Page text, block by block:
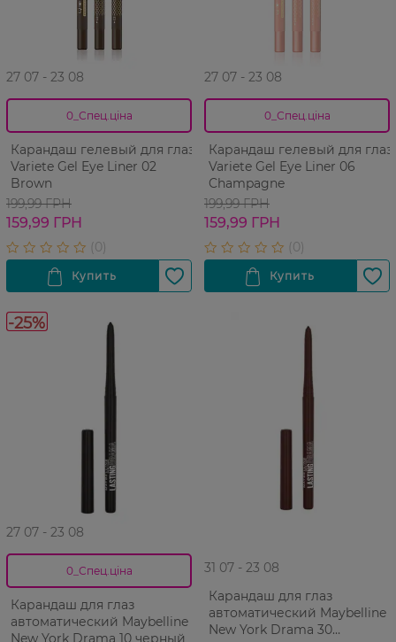
27 07 - 23 08
0_Спец.ціна
Карандаш гелевый для глаз
Variete Gel Eye Liner 02
Brown
199,99 ГРН
159,99 ГРН
27 07 - 23 08
0_Спец.ціна
Карандаш гелевый для глаз
Variete Gel Eye Liner 06
Champagne
199,99 ГРН
159,99 ГРН
-25%
27 07 - 23 08
0_Спец.ціна
Карандаш для глаз
автоматический Maybelline
New York Drama 10 черный
31 07 - 23 08
Карандаш для глаз
автоматический Maybelline
New York Drama 30